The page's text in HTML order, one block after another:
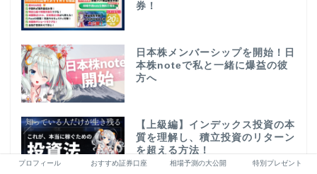
券！
日本株メンバーシップを開始！日
本株noteで私と一緒に爆益の彼
方へ
【上級編】インデックス投資の本
質を理解し、積立投資のリターン
を超える方法！
プロフィール おすすめ証券口座 相場予測の大公開 特別プレゼント